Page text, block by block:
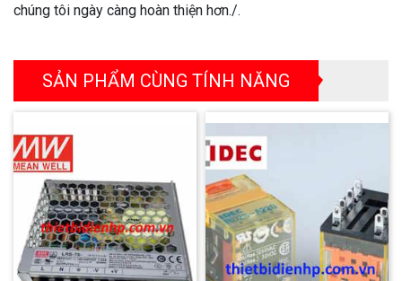
chúng tôi ngày càng hoàn thiện hơn./.
SẢN PHẨM CÙNG TÍNH NĂNG